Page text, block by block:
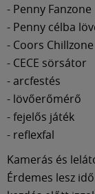
- Penny Fanzone
- Penny célba
- Coors Chillzone
- CECE sörsátor
- arcfestés
- lövőerőmérő
- fejelős játék
- reflexfal
Kamerás és
Érdemes lesz